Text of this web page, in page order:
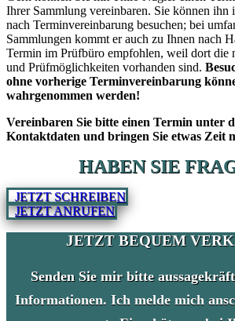
Ihrer Sammlung vereinbaren. Sie können ihn
nach Terminvereinbarung besuchen; bei
Sammlungen kommt er auch zu Ihnen nach
Termin im Prüfbüro empfohlen, weil dort die
und Prüfmöglichkeiten vorhanden sind.
ohne vorherige Terminvereinbarung
wahrgenommen werden!
Vereinbaren Sie bitte einen Termin unter
Kontaktdaten und bringen Sie etwas Zeit
HABEN SIE
JETZT SCHREIBEN
JETZT ANRUFEN
JETZT BEQUEM
Senden Sie mir bitte
Informationen. Ich melde mich